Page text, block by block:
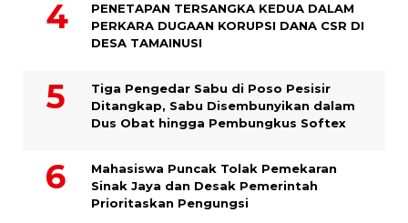
PENETAPAN TERSANGKA KEDUA DALAM
PERKARA DUGAAN KORUPSI DANA CSR DI
DESA TAMAINUSI
Tiga Pengedar Sabu di Poso Pesisir
Ditangkap, Sabu Disembunyikan dalam
Dus Obat hingga Pembungkus Softex
Mahasiswa Puncak Tolak Pemekaran
Sinak Jaya dan Desak Pemerintah
Prioritaskan Pengungsi